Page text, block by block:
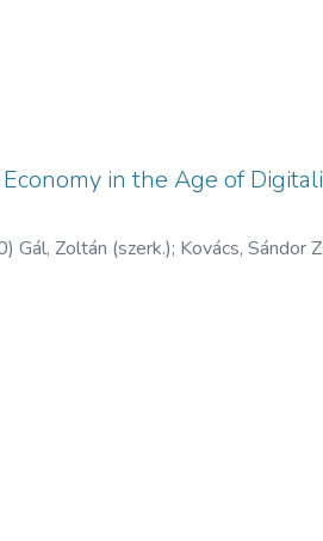
in the Age of
) Gál, Zoltán (szerk.); Kovács, Sándor